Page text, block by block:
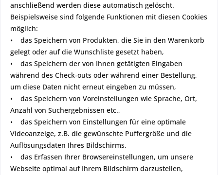
anschließend werden diese automatisch gelöscht.
Beispielsweise sind folgende Funktionen mit diesen Cookies
möglich:
• das Speichern von Produkten, die Sie in den Warenkorb
gelegt oder auf die Wunschliste gesetzt haben,
• das Speichern der von Ihnen getätigten Eingaben
während des Check-outs oder während einer Bestellung,
um diese Daten nicht erneut eingeben zu müssen,
• das Speichern von Voreinstellungen wie Sprache, Ort,
Anzahl von Suchergebnissen etc.,
• das Speichern von Einstellungen für eine optimale
Videoanzeige, z.B. die gewünschte Puffergröße und die
Auflösungsdaten Ihres Bildschirms,
• das Erfassen Ihrer Browsereinstellungen, um unsere
Webseite optimal auf Ihrem Bildschirm darzustellen,